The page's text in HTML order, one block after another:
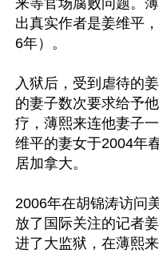
来等官场腐败问题。
出真实作者是姜维平
6年）。
入狱后，受到虐待的
的妻子数次要求给予
疗，薄熙来连他妻子
维平的妻女于2004年
居加拿大。
2006年在胡锦涛访问
放了国际关注的记者
进了大监狱，在薄熙